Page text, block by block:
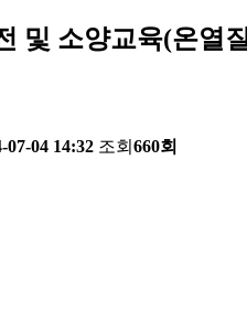
및 소양교육(온열
07-04 14:32 조회 660회